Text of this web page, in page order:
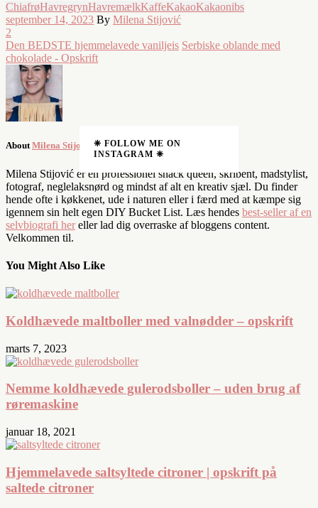
ChiafrøHavregrynHavremælkKaffeKakaoKakaonibs
september 14, 2023 By Milena Stijović
2
Den BEDSTE hjemmelavede vaniljeis Serbiske oblande med
chokolade - Opskrift
About Milena Stijović
Milena Stijović er en professionel snack queen, skribent, madstylist,
fotograf, neglelaksnørd og mindst af alt en kreativ sjæl. Du finder
hende ofte i køkkenet, ude i naturen eller i færd med at kæmpe sig
igennem sin helt egen DIY Bucket List. Læs hendes best-seller af en
selvbiografi her eller lad dig overraske af bloggens content.
Velkommen til.
You Might Also Like
Koldhævede maltboller med valnødder – opskrift
marts 7, 2023
Nemme koldhævede gulerodsboller – uden brug af
røremaskine
januar 18, 2021
Hjemmelavede saltsyltede citroner | opskrift på
saltede citroner
❈ FOLLOW ME ON
INSTAGRAM ❈